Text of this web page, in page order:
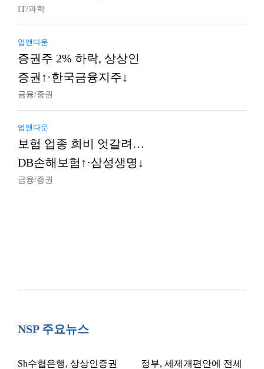
IT/과학
업앤다운
증권주 2% 하락, 상상인
증권↑·한국금융지주↓
금융/증권
업앤다운
보험 업종 희비 엇갈려…
DB손해보험↑·삼성생명↓
금융/증권
NSP 주요뉴스
Sh수협은행, 상상인증권
정부, 세제개편안에 전세